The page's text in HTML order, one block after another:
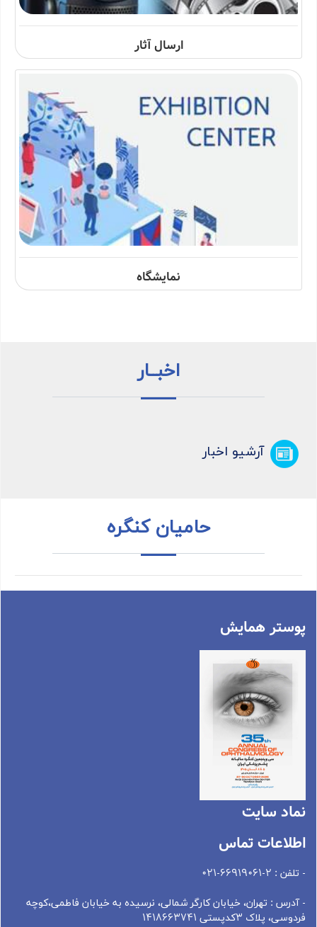
ارسال آثار
نمایشگاه
اخبــار
آرشیو اخبار
حامیان کنگره
پوستر همایش
نماد سايت
اطلاعات تماس
- تلفن : 2-66919061-021
- آدرس : تهران، خيابان کارگر شمالی، نرسيده به خيابان فاطمی،کوچه
فردوسی، پلاک 3کدپستی 1418663741